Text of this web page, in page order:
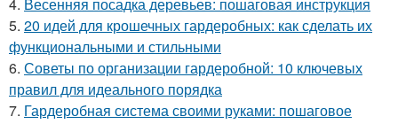
5. 20 идей для крошечных гардеробных: как сделать их
функциональными и стильными
6. Советы по организации гардеробной: 10 ключевых
правил для идеального порядка
7. Гардеробная система своими руками: пошаговое